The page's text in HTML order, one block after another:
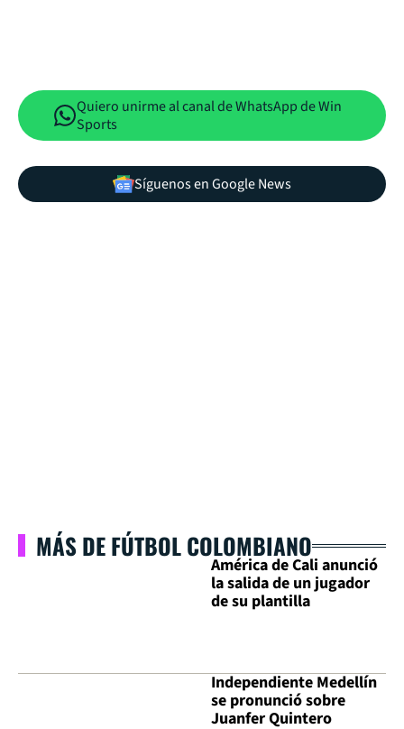
Quiero unirme al canal de WhatsApp de Win
Sports
Síguenos en Google News
MÁS DE FÚTBOL COLOMBIANO
América de Cali anunció
la salida de un jugador
de su plantilla
Independiente Medellín
se pronunció sobre
Juanfer Quintero